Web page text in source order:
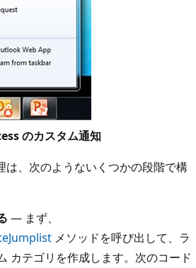
のカスタム通知
は、次のようないくつかの段階で構
— まず、
メソッドを呼び出して、ラ
カテゴリを作成します。次のコード